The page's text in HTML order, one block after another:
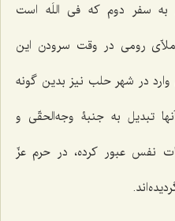
به سفر دوم که فی اللَه است
ملاّی رومی در وقت سرودن این
در شهر حلب نیز بدین گونه
تبدیل به جنبۀ وجه‌الحقّی و
نفس عبور کرده، در حرم عزّ